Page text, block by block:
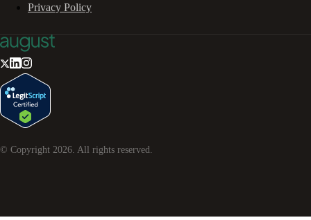
Privacy Policy
© Copyright 2026 . All rights reserved.